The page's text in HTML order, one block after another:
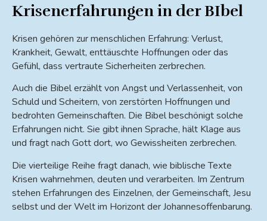
Krisenerfahrungen in der BIbel
Krisen gehören zur menschlichen Erfahrung: Verlust,
Krankheit, Gewalt, enttäuschte Hoffnungen oder das
Gefühl, dass vertraute Sicherheiten zerbrechen.
Auch die Bibel erzählt von Angst und Verlassenheit, von
Schuld und Scheitern, von zerstörten Hoffnungen und
bedrohten Gemeinschaften. Die Bibel beschönigt solche
Erfahrungen nicht. Sie gibt ihnen Sprache, hält Klage aus
und fragt nach Gott dort, wo Gewissheiten zerbrechen.
Die vierteilige Reihe fragt danach, wie biblische Texte
Krisen wahrnehmen, deuten und verarbeiten. Im Zentrum
stehen Erfahrungen des Einzelnen, der Gemeinschaft, Jesu
selbst und der Welt im Horizont der Johannesoffenbarung.